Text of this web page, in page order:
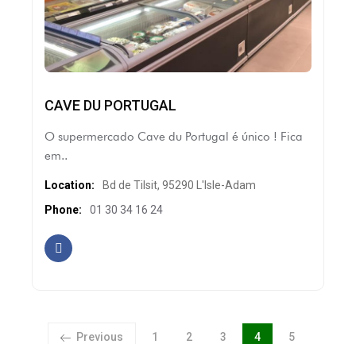
CAVE DU PORTUGAL
O supermercado Cave du Portugal é único ! Fica
em..
Location:
Bd de Tilsit, 95290 L'Isle-Adam
Phone:
01 30 34 16 24
Previous Page
1 Page
2 Page
3 Page
4 Page
5